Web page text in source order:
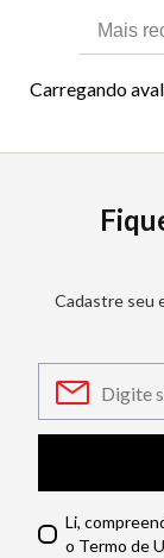
Mais
Carregando
Cadastre seu
Li,
o Termo de